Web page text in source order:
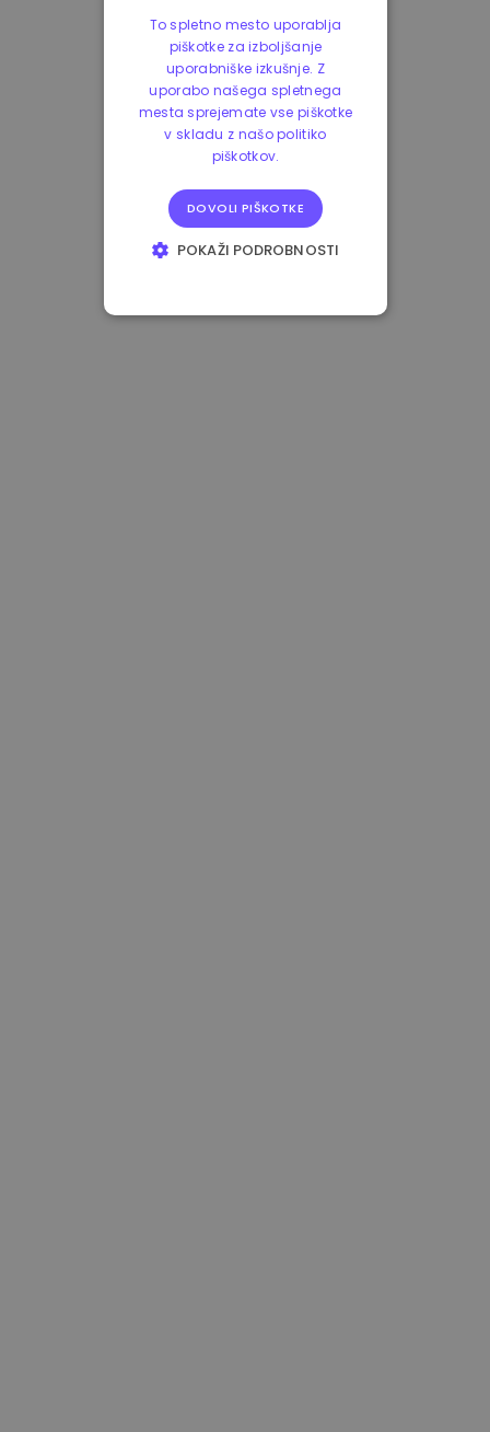
To spletno mesto uporablja
piškotke za izboljšanje
uporabniške izkušnje. Z
uporabo našega spletnega
mesta sprejemate vse piškotke
v skladu z našo politiko
piškotkov.
DOVOLI PIŠKOTKE
POKAŽI PODROBNOSTI